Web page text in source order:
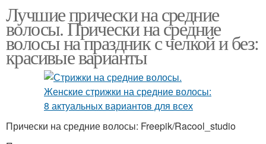
Лучшие прически на средние
волосы. Прически на средние
волосы на праздник с челкой и без:
красивые варианты
Прически на средние волосы: Freepik/Racool_studio